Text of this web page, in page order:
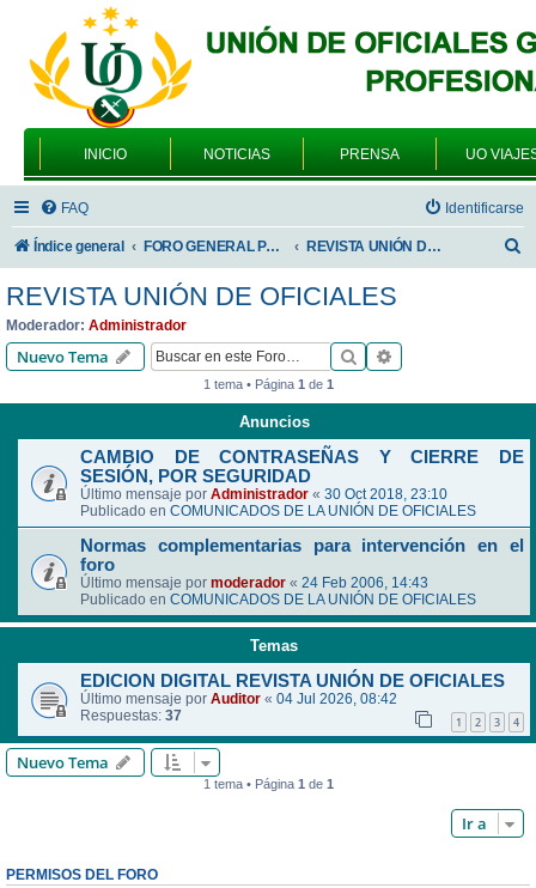
INICIO NOTICIAS PRENSA UO
FAQ Identificarse
Índice general FORO GENERAL PARA TODOS LOS USUARIOS REVISTA UNIÓN DE OFICIALES
r
REVISTA UNIÓN DE OFICIALES
Moderador: Administrador
Nuevo Tema Buscar
1 tema • Página 1de 1
Anuncios
CAMBIO DE CONTRASEÑAS Y CIERRE DE
SESIÓN, POR SEGURIDAD
Último mensaje por Administrador « 30 Oct 2018, 23:10
Publicado en COMUNICADOS DE LA UNIÓN DE OFICIALES
Normas complementarias para intervención en el
foro
Último mensaje por moderador « 24 Feb 2006, 14:43
Publicado en COMUNICADOS DE LA UNIÓN DE OFICIALES
Temas
EDICION DIGITAL REVISTA UNIÓN DE OFICIALES
Último mensaje por Auditor « 04 Jul 2026, 08:42
Respuestas: 37 1 2 3 4
Nuevo Tema
1 tema • Página 1 de 1
Ir a
PERMISOS DEL FORO